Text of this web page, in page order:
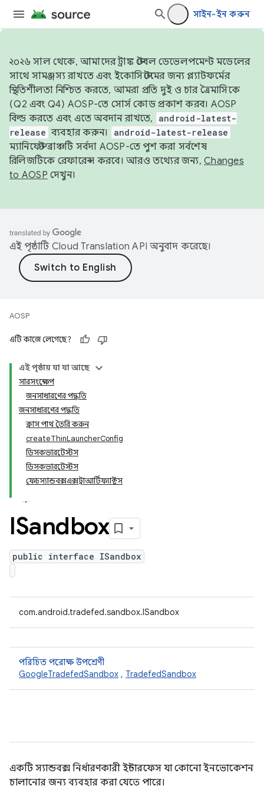
সাইন-ইন করুন
২০২৬ সাল থেকে, আমাদের ট্রাঙ্ক স্টেবল ডেভেলপমেন্ট মডেলের
সাথে সামঞ্জস্য রাখতে এবং ইকোসিস্টেমের জন্য প্ল্যাটফর্মের
স্থিতিশীলতা নিশ্চিত করতে, আমরা প্রতি দুই ও চার ত্রৈমাসিকে
(Q2 এবং Q4) AOSP-তে সোর্স কোড প্রকাশ করব। AOSP
বিল্ড করতে এবং এতে অবদান রাখতে,
android-latest-
release ব্যবহার করুন। android-latest-release
ম্যানিফেস্ট ব্রাঞ্চটি সর্বদা AOSP-তে পুশ করা সর্বশেষ
রিলিজটিকে রেফারেন্স করবে। আরও তথ্যের জন্য, Changes
to AOSP দেখুন।
এই পৃষ্ঠাটি Cloud Translation API অনুবাদ করেছে।
AOSP
এটি কাজে লেগেছে?
এই পৃষ্ঠায় যা যা আছে
সারসংক্ষেপ
জনসাধারণের পদ্ধতি
জনসাধারণের পদ্ধতি
ক্লাস পাথ তৈরি করুন
createThinLauncherConfig
ডিসকভারটেস্টস
ডিসকভারটেস্টস
ফেচস্যান্ডবক্সএক্সট্রাআর্টিফ্যাক্টস
ISandbox
public interface ISandbox
com.android.tradefed.sandbox.ISandbox
পরিচিত পরোক্ষ উপশ্রেণী
GoogleTradefedSandbox , TradefedSandbox
একটি স্যান্ডবক্স নির্ধারণকারী ইন্টারফেস যা কোনো ইনভোকেশন
চালানোর জন্য ব্যবহার করা যেতে পারে।